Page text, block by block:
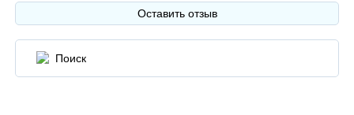
Оставить отзыв